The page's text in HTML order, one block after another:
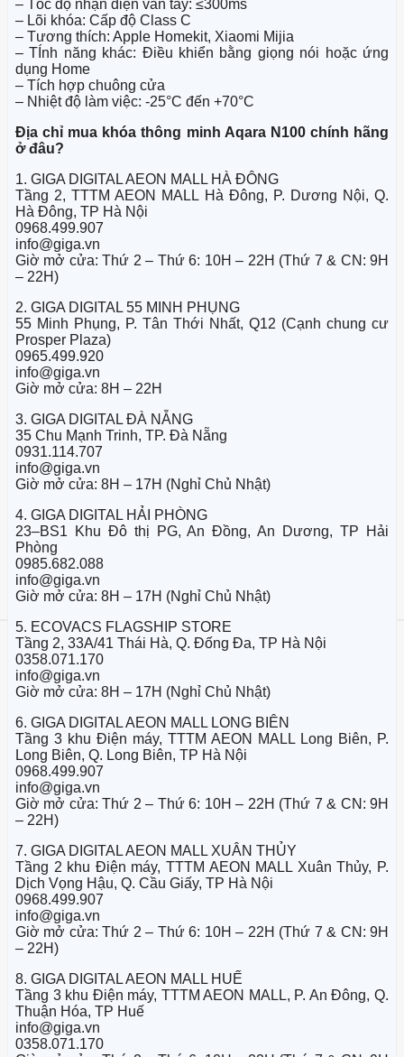
– Tốc độ nhận diện vân tay: ≤300ms
– Lõi khóa: Cấp độ Class C
– Tương thích: Apple Homekit, Xiaomi Mijia
– TÍnh năng khác: Điều khiển bằng giọng nói hoặc ứng
dụng Home
– Tích hợp chuông cửa
– Nhiệt độ làm việc: -25°C đến +70°C
Địa chỉ mua khóa thông minh Aqara N100 chính hãng
ở đâu?
1. GIGA DIGITAL AEON MALL HÀ ĐÔNG
Tầng 2, TTTM AEON MALL Hà Đông, P. Dương Nội, Q.
Hà Đông, TP Hà Nội
0968.499.907
info@giga.vn
Giờ mở cửa: Thứ 2 – Thứ 6: 10H – 22H (Thứ 7 & CN: 9H
– 22H)
2. GIGA DIGITAL 55 MINH PHỤNG
55 Minh Phụng, P. Tân Thới Nhất, Q12 (Cạnh chung cư
Prosper Plaza)
0965.499.920
info@giga.vn
Giờ mở cửa: 8H – 22H
3. GIGA DIGITAL ĐÀ NẴNG
35 Chu Mạnh Trinh, TP. Đà Nẵng
0931.114.707
info@giga.vn
Giờ mở cửa: 8H – 17H (Nghỉ Chủ Nhật)
4. GIGA DIGITAL HẢI PHÒNG
23–BS1 Khu Đô thị PG, An Đồng, An Dương, TP Hải
Phòng
0985.682.088
info@giga.vn
Giờ mở cửa: 8H – 17H (Nghỉ Chủ Nhật)
5. ECOVACS FLAGSHIP STORE
Tầng 2, 33A/41 Thái Hà, Q. Đống Đa, TP Hà Nội
0358.071.170
info@giga.vn
Giờ mở cửa: 8H – 17H (Nghỉ Chủ Nhật)
6. GIGA DIGITAL AEON MALL LONG BIÊN
Tầng 3 khu Điện máy, TTTM AEON MALL Long Biên, P.
Long Biên, Q. Long Biên, TP Hà Nội
0968.499.907
info@giga.vn
Giờ mở cửa: Thứ 2 – Thứ 6: 10H – 22H (Thứ 7 & CN: 9H
– 22H)
7. GIGA DIGITAL AEON MALL XUÂN THỦY
Tầng 2 khu Điện máy, TTTM AEON MALL Xuân Thủy, P.
Dịch Vọng Hậu, Q. Cầu Giấy, TP Hà Nội
0968.499.907
info@giga.vn
Giờ mở cửa: Thứ 2 – Thứ 6: 10H – 22H (Thứ 7 & CN: 9H
– 22H)
8. GIGA DIGITAL AEON MALL HUẾ
Tầng 3 khu Điện máy, TTTM AEON MALL, P. An Đông, Q.
Thuận Hóa, TP Huế
info@giga.vn
0358.071.170